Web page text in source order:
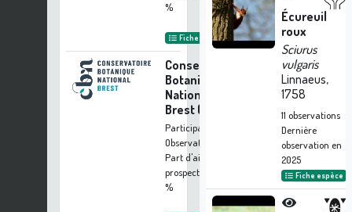
%
Fiche organisme
Conservatoire
Botanique
National de
Brest (CBNB)
Participation à 357
Observations
Part d'aide à la
prospection :
%
Écureuil
roux
Sciurus
vulgaris
Linnaeus,
1758
11 observations
Dernière
observation en
2025
Fiche espèce